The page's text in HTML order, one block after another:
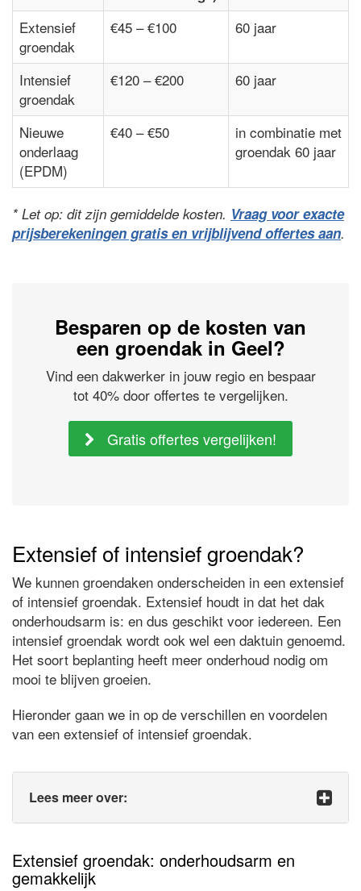
Extensief
groendak
€45 – €100 60 jaar
Intensief
groendak
€120 – €200 60 jaar
Nieuwe
onderlaag
(EPDM)
€40 – €50
in combinatie met
groendak 60 jaar
* Let op: dit zijn gemiddelde kosten. Vraag voor exacte
prijsberekeningen gratis en vrijblijvend offertes aan.
Besparen op de kosten van
een groendak in Geel?
Vind een dakwerker in jouw regio en bespaar
tot 40% door offertes te vergelijken.
Gratis offertes vergelijken!
Extensief of intensief groendak?
We kunnen groendaken onderscheiden in een extensief
of intensief groendak. Extensief houdt in dat het dak
onderhoudsarm is: en dus geschikt voor iedereen. Een
intensief groendak wordt ook wel een daktuin genoemd.
Het soort beplanting heeft meer onderhoud nodig om
mooi te blijven groeien.
Hieronder gaan we in op de verschillen en voordelen
van een extensief of intensief groendak.
Lees meer over:
Extensief groendak: onderhoudsarm en
gemakkelijk